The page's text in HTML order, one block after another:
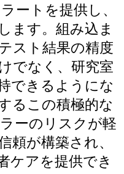
ートを提供し、
ます。組み込ま
スト結果の精度
でなく、研究室
できるようにな
るこの積極的な
ーのリスクが軽
頼が構築され、
ケアを提供でき